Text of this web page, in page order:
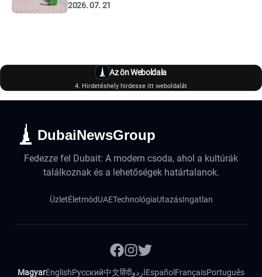
2026. 07. 21
Az ön Weboldala
4. Hirdetéshely hirdesse itt weboldalát
DubaiNewsGroup
Fedezze fel Dubait: A modern csoda, ahol a kultúrák
találkoznak és a lehetőségek határtalanok.
ÜzletÉletmódUAETechnológiaUtazásIngatlan
MagyarEnglishРусский中文हिंदीاردوEspañol FrançaisPortuguês